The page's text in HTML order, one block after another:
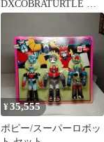
DXCOBRATURTLE 破
損あり
¥35,555
ポピー/スーパーロボッ